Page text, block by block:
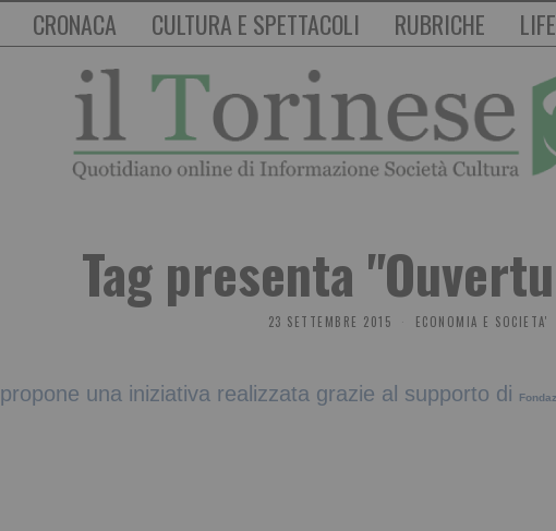
CRONACA CULTURA E SPETTACOLI RUBRICHE
Tag presenta
23 SETTEMBRE 2015 ECONOMIA E SOCIETA'
propone una iniziativa realizzata grazie al supporto di